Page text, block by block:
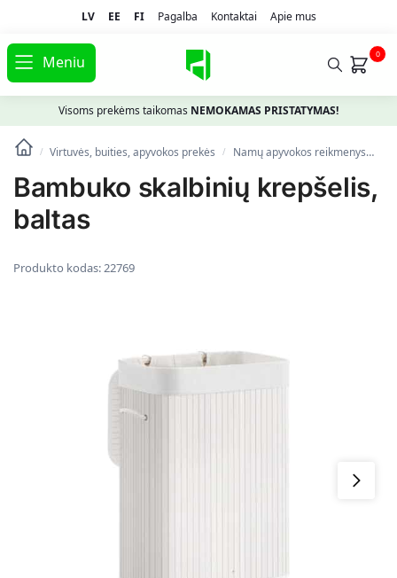
LV EE FI Pagalba Kontaktai Apie mus
Meniu 0
Visoms prekėms taikomas NEMOKAMAS PRISTATYMAS!
/ Virtuvės, buities, apyvokos prekės / Namų apyvokos reikmenys
Bambuko skalbinių krepšelis,
baltas
Produkto kodas:22769